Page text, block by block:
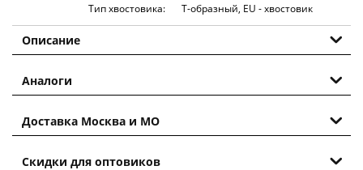
Тип хвостовика: Т-образный, EU - хвостовик
Описание
Аналоги
Доставка Москва и МО
Скидки для оптовиков